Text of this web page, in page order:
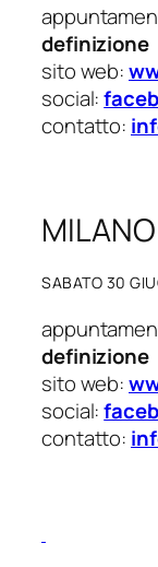
definizione
sito web:
social:
contatto:
SABATO 30
definizione
sito web:
social:
contatto: